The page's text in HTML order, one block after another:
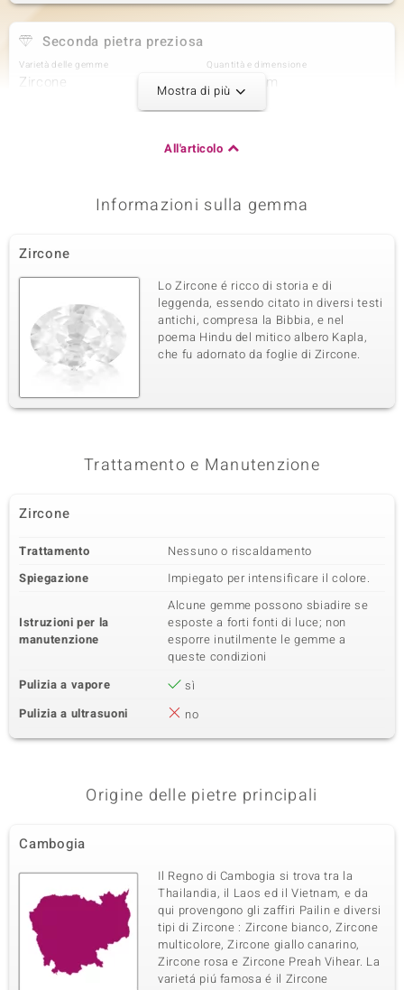
Seconda pietra preziosa
Varietà delle gemme
Zircone
Quantità e dimensione
6 à 2,5 mm
Origine
Zircone
Somma del peso in carati Taglio
Taglio rotondo
Montatura
Incastonatura a castone
Origine
Cambogia
Mostra di più
All'articolo
Informazioni sulla gemma
Zircone
Lo Zircone é ricco di storia e di
leggenda, essendo citato in diversi testi
antichi, compresa la Bibbia, e nel
poema Hindu del mitico albero Kapla,
che fu adornato da foglie di Zircone.
Trattamento e Manutenzione
Zircone
Trattamento
Nessuno o riscaldamento
Spiegazione
Impiegato per intensificare il colore.
Istruzioni per la
manutenzione
Alcune gemme possono sbiadire se
esposte a forti fonti di luce; non
esporre inutilmente le gemme a
queste condizioni
Pulizia a vapore
sì
Pulizia a ultrasuoni
no
Origine delle pietre principali
Cambogia
Il Regno di Cambogia si trova tra la
Thailandia, il Laos ed il Vietnam, e da
qui provengono gli zaffiri Pailin e diversi
tipi di Zircone : Zircone bianco, Zircone
multicolore, Zircone giallo canarino,
Zircone rosa e Zircone Preah Vihear. La
varietá piú famosa é il Zircone